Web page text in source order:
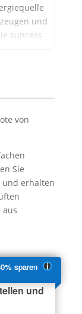
und
suncess
und
private
von
Sie
und erhalten
aus
und